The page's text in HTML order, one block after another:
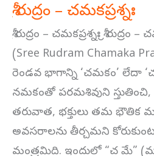
శ్రీ రుద్రం – చమకప్రశ్నః
శ్రీ రుద్రం – చమకప్రశ్నః శ్రీ
(Sree Rudram Chamaka
రెండవ భాగాన్ని ‘చమకం’ లేదా
నమకంతో పరమశివుని స్తుతించి,
తరువాత, భక్తులు తమ భౌతిక
అవసరాలను తీర్చమని
మంత్రమిది. ఇందులో “చ మే”